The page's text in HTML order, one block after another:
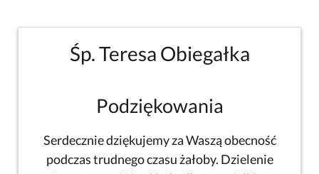
Śp. Teresa Obiegałka
Podziękowania
Serdecznie dziękujemy za Waszą obecność
podczas trudnego czasu żałoby. Dzielenie